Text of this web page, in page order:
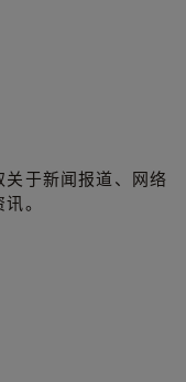
于新闻报道、网络
。